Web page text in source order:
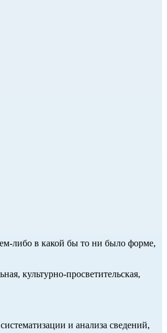
либо в какой бы то ни было форме,
культурно-просветительская,
и анализа сведений,